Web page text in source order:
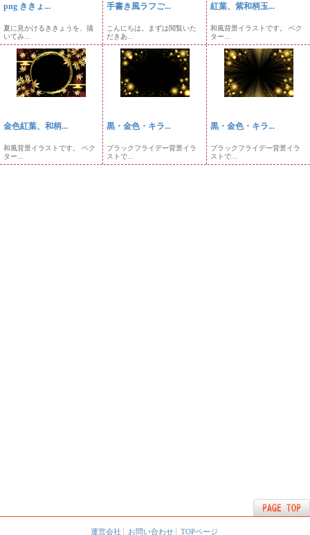
png ききょ...
夏に見かけるききょうを、描
いてみ...
手書き風ラフご...
こんにちは。まずは閲覧いた
だきあ...
紅葉、紫和柄玉...
和風背景イラストです。 ベク
ター...
金色紅葉、和柄...
和風背景イラストです。 ベク
ター...
黒・金色・キラ...
ブラックフライデー背景イラ
ストで...
黒・金色・キラ...
ブラックフライデー背景イラ
ストで...
運営会社 お問い合わせ TOPページ